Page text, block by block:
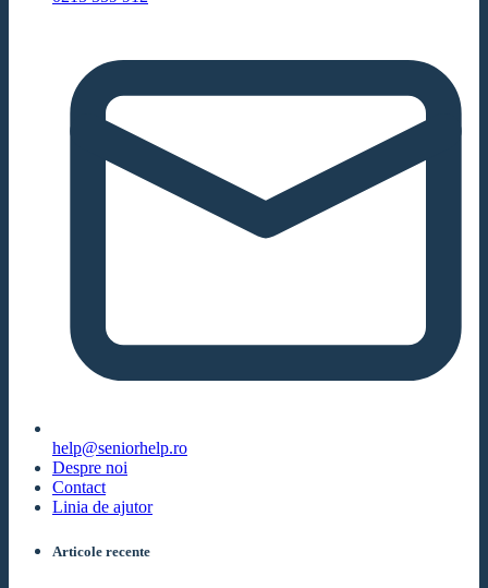
help@seniorhelp.ro
Despre noi
Contact
Linia de ajutor
Articole recente